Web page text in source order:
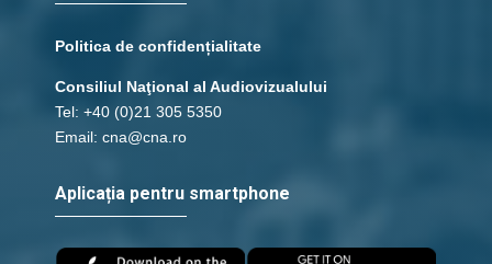
Politica de confidențialitate
Consiliul Naţional al Audiovizualului
Tel: +40 (0)21 305 5350
Email: cna@cna.ro
Aplicația pentru smartphone